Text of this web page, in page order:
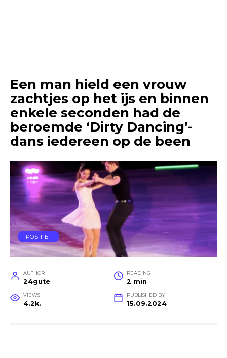
Een man hield een vrouw
zachtjes op het ijs en binnen
enkele seconden had de
beroemde ‘Dirty Dancing’-
dans iedereen op de been
POSITIEF
AUTHOR
24gute
READING
2 min
VIEWS
4.2k.
PUBLISHED BY
15.09.2024